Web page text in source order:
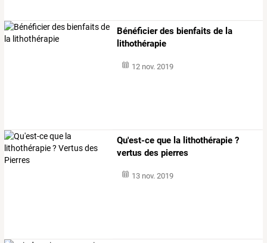
Bénéficier des bienfaits de la
lithothérapie
12 nov. 2019
Qu'est-ce que la lithothérapie ?
vertus des pierres
13 nov. 2019